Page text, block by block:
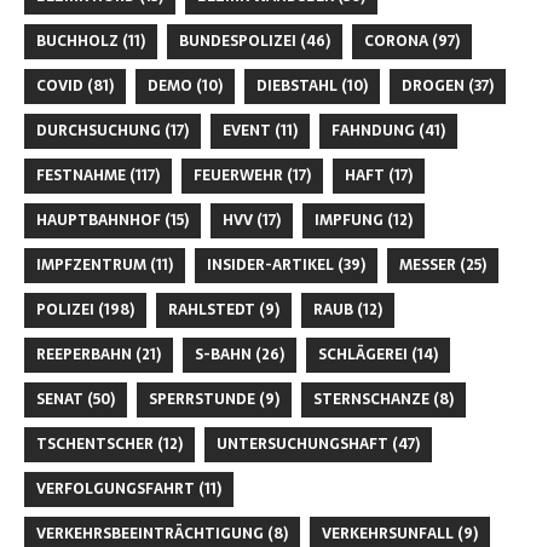
BUCHHOLZ (11) BUNDESPOLIZEI (46) CORONA (97)
COVID (81) DEMO (10) DIEBSTAHL (10) DROGEN (37)
DURCHSUCHUNG (17) EVENT (11) FAHNDUNG (41)
FESTNAHME (117) FEUERWEHR (17) HAFT (17)
HAUPTBAHNHOF (15) HVV (17) IMPFUNG (12)
IMPFZENTRUM (11) INSIDER-ARTIKEL (39) MESSER (25)
POLIZEI (198) RAHLSTEDT (9) RAUB (12)
REEPERBAHN (21) S-BAHN (26) SCHLÄGEREI (14)
SENAT (50) SPERRSTUNDE (9) STERNSCHANZE (8)
TSCHENTSCHER (12) UNTERSUCHUNGSHAFT (47)
VERFOLGUNGSFAHRT (11)
VERKEHRSBEEINTRÄCHTIGUNG (8) VERKEHRSUNFALL (9)